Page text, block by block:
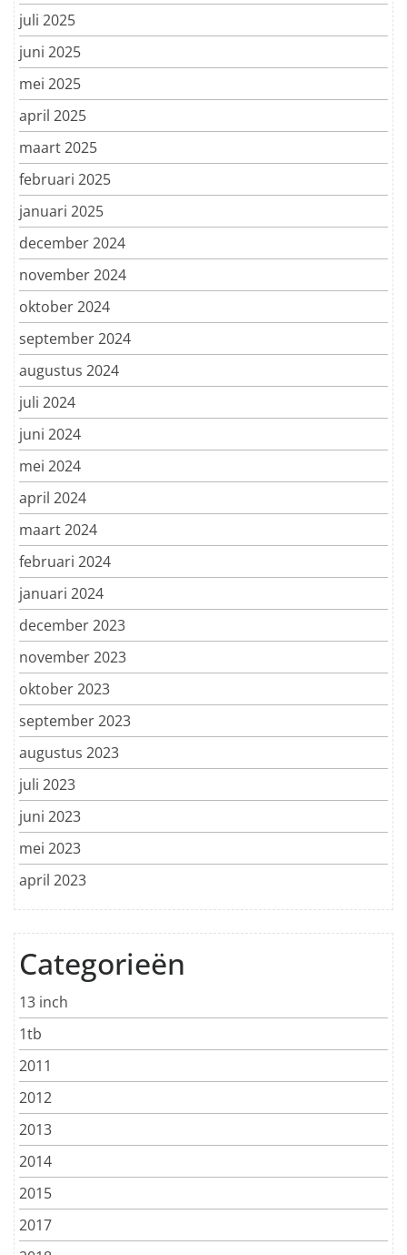
juli 2025
juni 2025
mei 2025
april 2025
maart 2025
februari 2025
januari 2025
december 2024
november 2024
oktober 2024
september 2024
augustus 2024
juli 2024
juni 2024
mei 2024
april 2024
maart 2024
februari 2024
januari 2024
december 2023
november 2023
oktober 2023
september 2023
augustus 2023
juli 2023
juni 2023
mei 2023
april 2023
Categorieën
13 inch
1tb
2011
2012
2013
2014
2015
2017